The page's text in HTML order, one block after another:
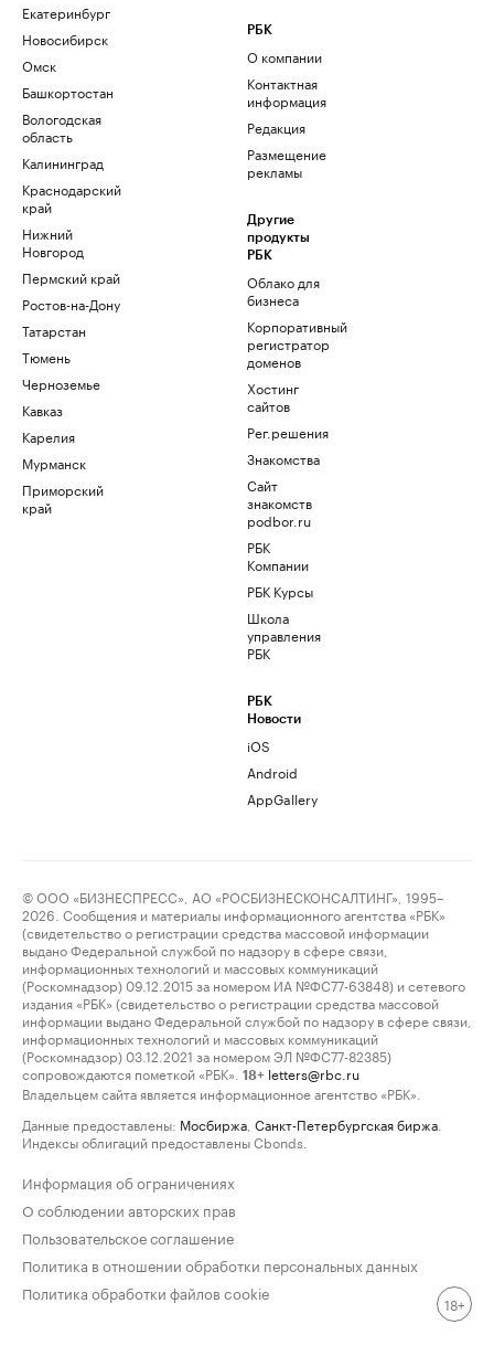
Екатеринбург
Новосибирск
Омск
Башкортостан
Вологодская
область
Калининград
Краснодарский
край
Нижний
Новгород
Пермский край
Ростов-на-Дону
Татарстан
Тюмень
Черноземье
Кавказ
Карелия
Мурманск
Приморский
край
РБК
О компании
Контактная
информация
Редакция
Размещение
рекламы
Другие
продукты
РБК
Облако для
бизнеса
Корпоративный
регистратор
доменов
Хостинг
сайтов
Рег.решения
Знакомства
Сайт
знакомств
podbor.ru
РБК
Компании
РБК Курсы
Школа
управления
РБК
РБК
Новости
iOS
Android
AppGallery
© ООО «БИЗНЕСПРЕСС», АО «РОСБИЗНЕСКОНСАЛТИНГ», 1995–
2026. Сообщения и материалы информационного агентства «РБК»
(свидетельство о регистрации средства массовой информации
выдано Федеральной службой по надзору в сфере связи,
информационных технологий и массовых коммуникаций
(Роскомнадзор) 09.12.2015 за номером ИА №ФС77-63848) и сетевого
издания «РБК» (свидетельство о регистрации средства массовой
информации выдано Федеральной службой по надзору в сфере связи,
информационных технологий и массовых коммуникаций
(Роскомнадзор) 03.12.2021 за номером ЭЛ №ФС77-82385)
сопровождаются пометкой «РБК».
18+ letters@rbc.ru
Владельцем сайта является информационное агентство «РБК».
Данные предоставлены: Мосбиржа Санкт-Петербургская биржа
Индексы облигаций предоставлены Cbonds.
Информация об ограничениях
О соблюдении авторских прав
Пользовательское соглашение
Политика в отношении обработки персональных данных
Политика обработки файлов cookie
18+